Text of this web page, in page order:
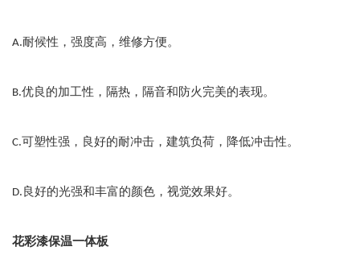
A.耐候性，强度高，维修方便。
B.优良的加工性，隔热，隔音和防火完美的表现。
C.可塑性强，良好的耐冲击，建筑负荷，降低冲击性。
D.良好的光强和丰富的颜色，视觉效果好。
花彩漆保温一体板